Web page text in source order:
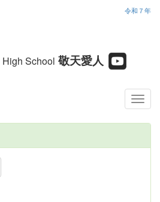
令和７年
High School 敬天愛人